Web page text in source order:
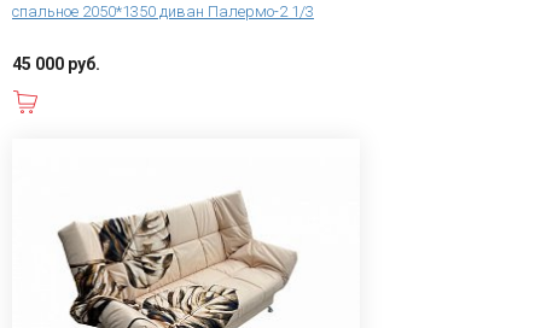
спальное 2050*1350 диван Палермо-2 1/3
45 000 руб.